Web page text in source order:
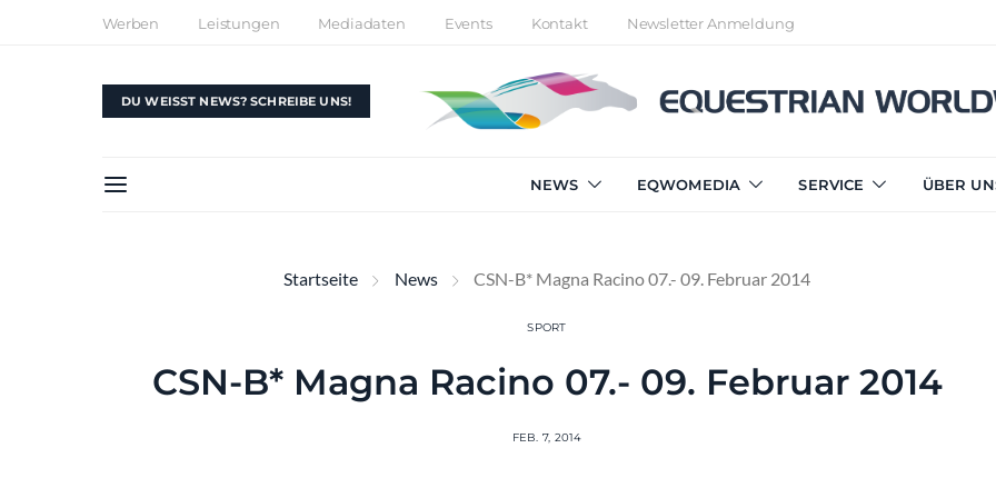
Werben Leistungen Mediadaten Events Kontakt Newsletter Anmeldung
DU WEISST NEWS? SCHREIBE UNS!
NEWS EQWOMEDIA SERVICE ÜBER
Startseite News CSN-B* Magna Racino 07.- 09. Februar 2014
SPORT
CSN-B* Magna Racino 07.- 09. Februar 2014
FEB. 7, 2014